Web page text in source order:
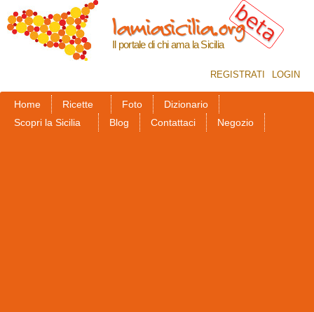
contenuto
principale
lamiasicilia.org
Il portale di chi ama la Sicilia
REGISTRATI LOGIN
Home Ricette Foto
Dizionario
Scopri la Sicilia
Blog Contattaci Negozio